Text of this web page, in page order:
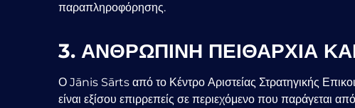
παραπληροφόρησης.
3. ΑΝΘΡΩΠΙΝΗ ΠΕΙΘΑΡΧΙΑ
Ο Jānis Sārts από το Κέντρο Αριστείας Στρατηγικής
είναι εξίσου επιρρεπείς σε περιεχόμενο που παράγεται